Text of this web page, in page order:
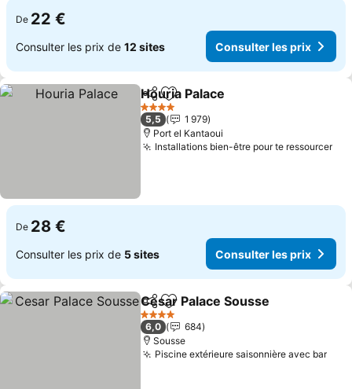
De 22 €
Consulter les prix de 12 sites Consulter les prix
PartagerAjouter à mes favoris
Houria Palace
4 Étoiles
5,5
1 979
Port el Kantaoui
Installations bien-être pour te ressourcer
De 28 €
Consulter les prix de 5 sites Consulter les prix
PartagerAjouter à mes favoris
Cesar Palace Sousse
4 Étoiles
6,0
684
Sousse
Piscine extérieure saisonnière avec bar